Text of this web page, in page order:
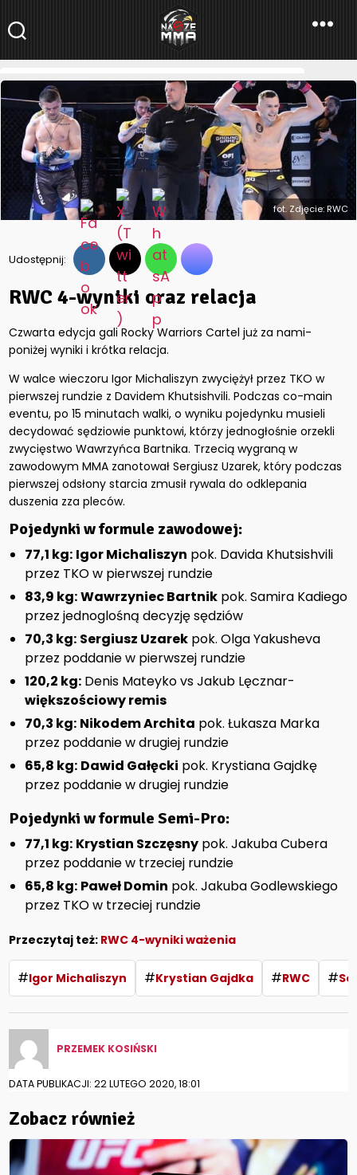
NaszeMMA
NaszeMMA.pl»Aktualności»RWC 4-wyniki oraz relacja
fot. Zdjęcie: RWC
Udostępnij:
RWC 4-wyniki oraz relacja
Czwarta edycja gali Rocky Warriors Cartel już za nami-
poniżej wyniki i krótka relacja.
W walce wieczoru Igor Michaliszyn zwyciężył przez TKO w
pierwszej rundzie z Davidem Khutsishvili. Podczas co-main
eventu, po 15 minutach walki, o wyniku pojedynku musieli
decydować sędziowie punktowi, którzy jednogłośnie orzekli
zwycięstwo Wawrzyńca Bartnika. Trzecią wygraną w
zawodowym MMA zanotował Sergiusz Uzarek, który podczas
pierwszej odsłony starcia zmusił rywala do odklepania
duszenia zza pleców.
Pojedynki w formule zawodowej:
77,1 kg: Igor Michaliszyn pok. Davida Khutsishvili
przez TKO w pierwszej rundzie
83,9 kg:Wawrzyniec Bartnik pok. Samira Kadiego
przez jednoglośną decyzję sędziów
70,3 kg: Sergiusz Uzarek pok. Olga Yakusheva
przez poddanie w pierwszej rundzie
120,2 kg: Denis Mateyko vs Jakub Lęcznar-
większościowy remis
70,3 kg: Nikodem Archita pok. Łukasza Marka
przez poddanie w drugiej rundzie
65,8 kg: Dawid Gałęcki pok. Krystiana Gajdkę
przez poddanie w drugiej rundzie
Pojedynki w formule Semi-Pro:
77,1 kg: Krystian Szczęsny pok. Jakuba Cubera
przez poddanie w trzeciej rundzie
65,8 kg: Paweł Domin pok. Jakuba Godlewskiego
przez TKO w trzeciej rundzie
Przeczytaj też: RWC 4-wyniki ważenia
#Igor Michaliszyn #Krystian Gajdka #RWC #
PRZEMEK KOSIŃSKI
DATA PUBLIKACJI: 22 LUTEGO 2020, 18:01
Zobacz również